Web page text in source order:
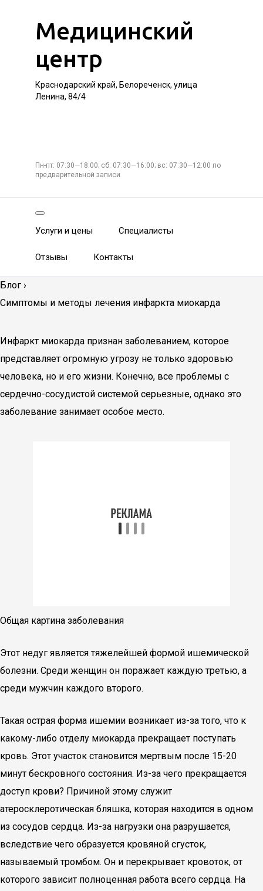
Медицинский
центр
Краснодарский край, Белореченск, улица
Ленина, 84/4
Пн-пт: 07:30—18:00; сб: 07:30—16:00; вс: 07:30—12:00 по
предварительной записи
Услуги и цены Специалисты
Отзывы Контакты
Блог ›
Симптомы и методы лечения инфаркта миокарда
Инфаркт миокарда признан заболеванием, которое
представляет огромную угрозу не только здоровью
человека, но и его жизни. Конечно, все проблемы с
сердечно-сосудистой системой серьезные, однако это
заболевание занимает особое место.
Общая картина заболевания
Этот недуг является тяжелейшей формой ишемической
болезни. Среди женщин он поражает каждую третью, а
среди мужчин каждого второго.
Такая острая форма ишемии возникает из-за того, что к
какому-либо отделу миокарда прекращает поступать
кровь. Этот участок становится мертвым после 15-20
минут бескровного состояния. Из-за чего прекращается
доступ крови? Причиной этому служит
атеросклеротическая бляшка, которая находится в одном
из сосудов сердца. Из-за нагрузки она разрушается,
вследствие чего образуется кровяной сгусток,
называемый тромбом. Он и перекрывает кровоток, от
которого зависит полноценная работа всего сердца. На